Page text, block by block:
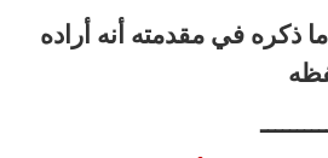
ذكره في مقدمته أنه أراده